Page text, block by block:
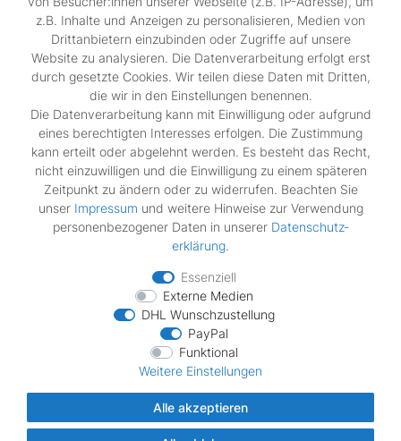
Shop
Kontakt
Rechtliches
Widerrufs­recht
Impressum
Daten­schutz­erklärung
AGB
Vertrag widerrufen
Zahlungsarten
Wir verschicken mit
z.B. Inhalte und Anzeigen zu personalisieren, Medien von
Drittanbietern einzubinden oder Zugriffe auf unsere
Website zu analysieren. Die Datenverarbeitung erfolgt erst
durch gesetzte Cookies. Wir teilen diese Daten mit Dritten,
die wir in den Einstellungen benennen.
Die Datenverarbeitung kann mit Einwilligung oder aufgrund
eines berechtigten Interesses erfolgen. Die Zustimmung
kann erteilt oder abgelehnt werden. Es besteht das Recht,
nicht einzuwilligen und die Einwilligung zu einem späteren
Zeitpunkt zu ändern oder zu widerrufen. Beachten Sie
unser Impressum und weitere Hinweise zur Verwendung
personenbezogener Daten in unserer Daten­schutz­
erklärung.
Essenziell
Externe Medien
DHL Wunschzustellung
PayPal
Funktional
Weitere Einstellungen
Alle akzeptieren